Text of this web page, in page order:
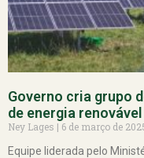
Governo cria grupo
de energia renovável
Ney Lages
6 de março de
Equipe liderada pelo